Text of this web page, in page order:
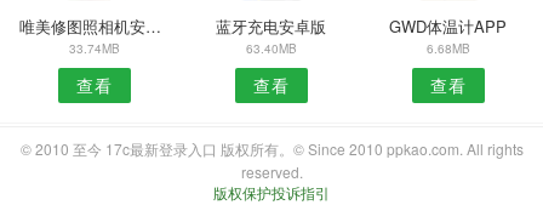
唯美修图照相机安卓版
33.74MB
查看
蓝牙充电安卓版
63.40MB
查看
GWD体温计APP
6.68MB
查看
© 2010 至今 17c最新登录入口 版权所有。© Since 2010 ppkao.com. All rights
reserved.
版权保护投诉指引